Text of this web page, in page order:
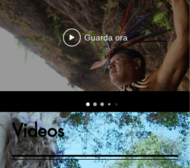
Guarda ora
Videos